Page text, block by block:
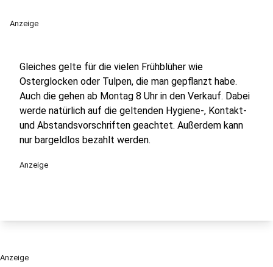
Anzeige
Gleiches gelte für die vielen Frühblüher wie
Osterglocken oder Tulpen, die man gepflanzt habe.
Auch die gehen ab Montag 8 Uhr in den Verkauf. Dabei
werde natürlich auf die geltenden Hygiene-, Kontakt-
und Abstandsvorschriften geachtet. Außerdem kann
nur bargeldlos bezahlt werden.
Anzeige
Anzeige